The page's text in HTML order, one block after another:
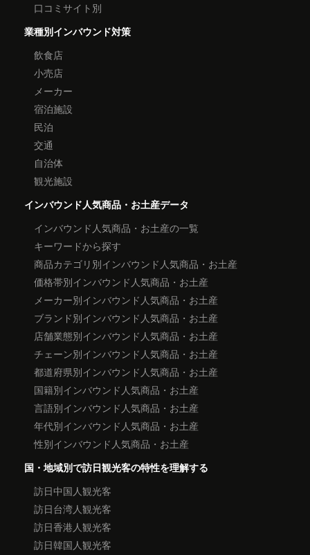
口コミサイト別
業種別インバウンド対策
飲食店
小売店
メーカー
宿泊施設
民泊
交通
自治体
観光施設
インバウンド人気商品・お土産データ
インバウンド人気商品・お土産の一覧
キーワードから探す
商品カテゴリ別インバウンド人気商品・お土産
価格帯別インバウンド人気商品・お土産
メーカー別インバウンド人気商品・お土産
ブランド別インバウンド人気商品・お土産
店舗業態別インバウンド人気商品・お土産
チェーン別インバウンド人気商品・お土産
都道府県別インバウンド人気商品・お土産
国籍別インバウンド人気商品・お土産
言語別インバウンド人気商品・お土産
年代別インバウンド人気商品・お土産
性別インバウンド人気商品・お土産
国・地域別で訪日観光客の特性を理解する
訪日中国人観光客
訪日台湾人観光客
訪日香港人観光客
訪日韓国人観光客